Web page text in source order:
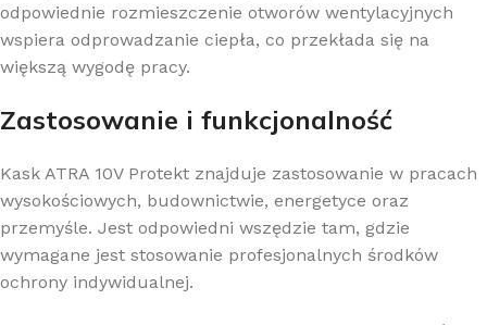
odpowiednie rozmieszczenie otworów wentylacyjnych
wspiera odprowadzanie ciepła, co przekłada się na
większą wygodę pracy.
Zastosowanie i funkcjonalność
Kask ATRA 10V Protekt znajduje zastosowanie w pracach
wysokościowych, budownictwie, energetyce oraz
przemyśle. Jest odpowiedni wszędzie tam, gdzie
wymagane jest stosowanie profesjonalnych środków
ochrony indywidualnej.